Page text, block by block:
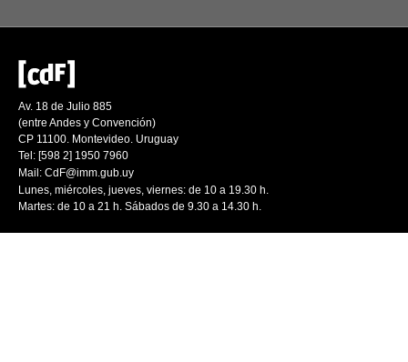
Av. 18 de Julio 885
(entre Andes y Convención)
CP 11100. Montevideo. Uruguay
Tel: [598 2] 1950 7960
Mail: CdF@imm.gub.uy
Lunes, miércoles, jueves, viernes: de 10 a 19.30 h.
Martes: de 10 a 21 h. Sábados de 9.30 a 14.30 h.